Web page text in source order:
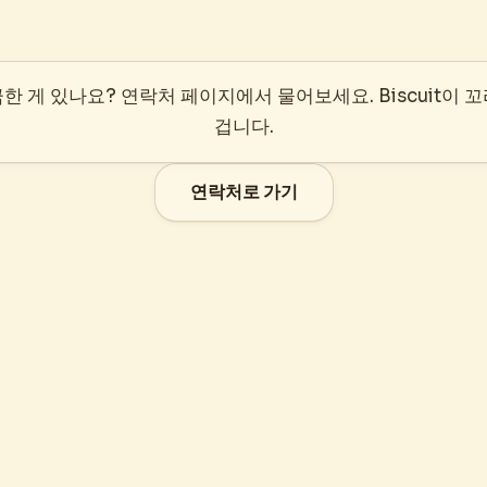
한 게 있나요? 연락처 페이지에서 물어보세요. Biscuit이 꼬
겁니다.
연락처로 가기